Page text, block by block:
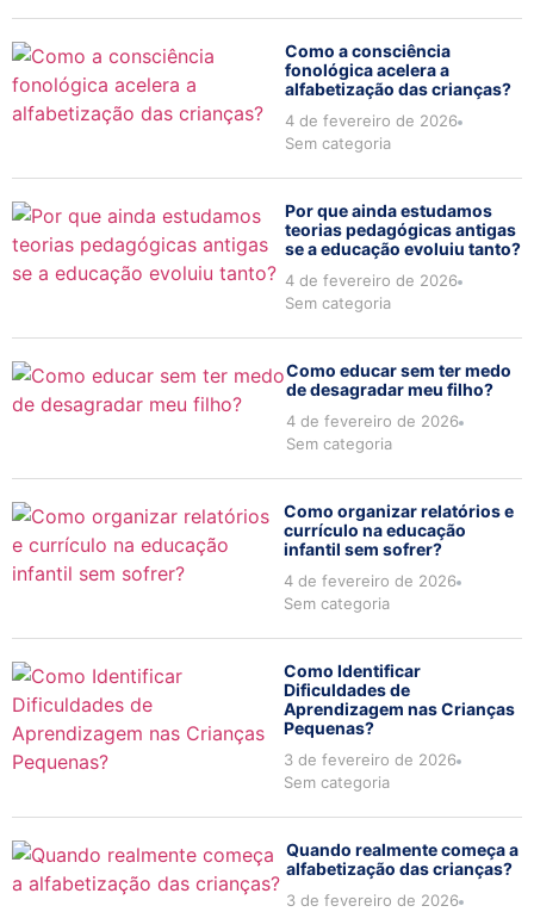
Como a consciência
fonológica acelera a
alfabetização das crianças?
4 de fevereiro de 2026
Sem categoria
Por que ainda estudamos
teorias pedagógicas antigas
se a educação evoluiu tanto?
4 de fevereiro de 2026
Sem categoria
Como educar sem ter medo
de desagradar meu filho?
4 de fevereiro de 2026
Sem categoria
Como organizar relatórios e
currículo na educação
infantil sem sofrer?
4 de fevereiro de 2026
Sem categoria
Como Identificar
Dificuldades de
Aprendizagem nas Crianças
Pequenas?
3 de fevereiro de 2026
Sem categoria
Quando realmente começa a
alfabetização das crianças?
3 de fevereiro de 2026